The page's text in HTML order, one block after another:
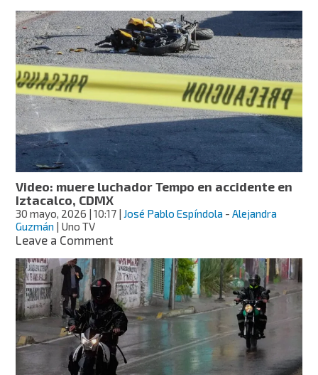
motociclistas:
van
por
nuevas
reglas
para
motos;
ve
si
te
afecta
Video: muere luchador Tempo en accidente en
Iztacalco, CDMX
30 mayo, 2026 | 10:17 | José Pablo Espíndola -Alejandra
Guzmán | Uno TV
Leave a Commenton
muere
luchador
Tempo
en
accidente
en
Iztacalco,
CDMX